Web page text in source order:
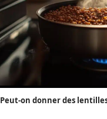
Peut-on donner des